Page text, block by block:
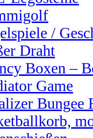
/
Draht
Boxen –
Game
Bungee